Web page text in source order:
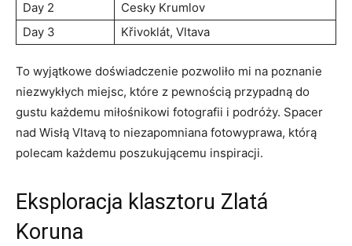
Day 2
Cesky⁤ Krumlov
Day 3
Křivoklát,⁢ Vltava
To‍ wyjątkowe doświadczenie pozwoliło mi na ⁤poznanie
niezwykłych miejsc,‍ które z pewnością przypadną⁢ do
gustu każdemu miłośnikowi fotografii i​ podróży. Spacer
nad Wisłą Vltavą to niezapomniana fotowyprawa, ⁣którą
⁢polecam każdemu⁢ poszukującemu inspiracji.
Eksploracja klasztoru ⁤Zlatá⁣
Koruna